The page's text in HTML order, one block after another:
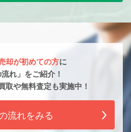
却が初めての方に
流れ」をご紹介！
取や無料査定も実施中！
流れをみる